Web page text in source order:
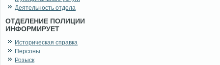
Деятельность отдела
ОТДЕЛЕНИЕ ПОЛИЦИИ
ИНФОРМИРУЕТ
Историческая справка
Персоны
Розыск